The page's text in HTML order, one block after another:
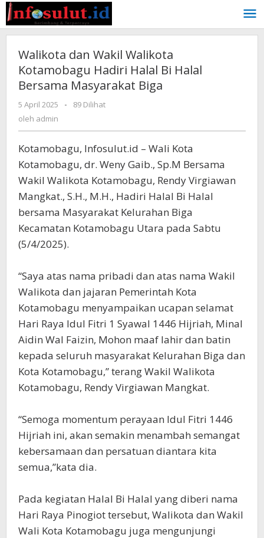
Lewati
ke
konten
Walikota dan Wakil Walikota
Kotamobagu Hadiri Halal Bi Halal
Bersama Masyarakat Biga
5 April 2025
oleh
-
89 Dilihat
oleh admin
Kotamobagu, Infosulut.id – Wali Kota
Kotamobagu, dr. Weny Gaib., Sp.M Bersama
Wakil Walikota Kotamobagu, Rendy Virgiawan
Mangkat., S.H., M.H., Hadiri Halal Bi Halal
bersama Masyarakat Kelurahan Biga
Kecamatan Kotamobagu Utara pada Sabtu
(5/4/2025).
“Saya atas nama pribadi dan atas nama Wakil
Walikota dan jajaran Pemerintah Kota
Kotamobagu menyampaikan ucapan selamat
Hari Raya Idul Fitri 1 Syawal 1446 Hijriah, Minal
Aidin Wal Faizin, Mohon maaf lahir dan batin
kepada seluruh masyarakat Kelurahan Biga dan
Kota Kotamobagu,” terang Wakil Walikota
Kotamobagu, Rendy Virgiawan Mangkat.
“Semoga momentum perayaan Idul Fitri 1446
Hijriah ini, akan semakin menambah semangat
kebersamaan dan persatuan diantara kita
semua,”kata dia.
Pada kegiatan Halal Bi Halal yang diberi nama
Hari Raya Pinogiot tersebut, Walikota dan Wakil
Wali Kota Kotamobagu juga mengunjungi